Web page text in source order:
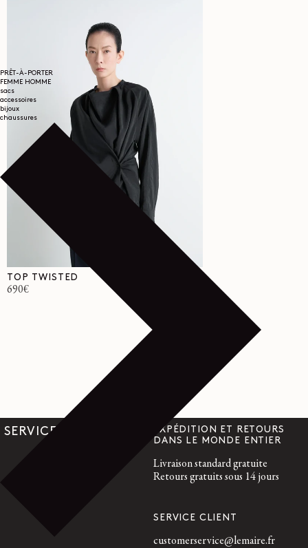
PRÊT-À-PORTER
FEMME HOMME
sacs
accessoires
bijoux
chaussures
TOP TWISTED
Prix
690€
SERVICES
EXPÉDITION ET RETOURS
DANS LE MONDE ENTIER
Livraison standard gratuite
Retours gratuits sous 14 jours
SERVICE CLIENT
customerservice@lemaire.fr